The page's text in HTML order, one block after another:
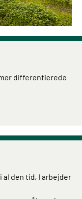
differentierede
den tid, I arbejder